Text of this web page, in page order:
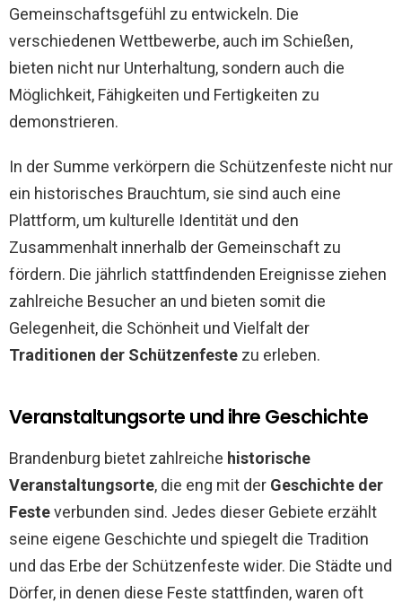
Gemeinschaftsgefühl zu entwickeln. Die
verschiedenen Wettbewerbe, auch im Schießen,
bieten nicht nur Unterhaltung, sondern auch die
Möglichkeit, Fähigkeiten und Fertigkeiten zu
demonstrieren.
In der Summe verkörpern die Schützenfeste nicht nur
ein historisches Brauchtum, sie sind auch eine
Plattform, um kulturelle Identität und den
Zusammenhalt innerhalb der Gemeinschaft zu
fördern. Die jährlich stattfindenden Ereignisse ziehen
zahlreiche Besucher an und bieten somit die
Gelegenheit, die Schönheit und Vielfalt der
Traditionen der Schützenfeste zu erleben.
Veranstaltungsorte und ihre Geschichte
Brandenburg bietet zahlreiche historische
Veranstaltungsorte, die eng mit der Geschichte der
Festeverbunden sind. Jedes dieser Gebiete erzählt
seine eigene Geschichte und spiegelt die Tradition
und das Erbe der Schützenfeste wider. Die Städte und
Dörfer, in denen diese Feste stattfinden, waren oft